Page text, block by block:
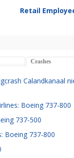
Retail
Crashes
Calandkanaal
Boeing 737-800
737-500
Boeing 737-800